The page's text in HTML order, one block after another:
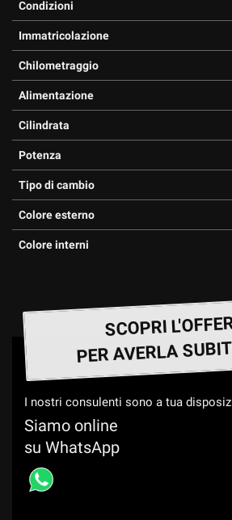
Condizioni
Immatricolazione
Chilometraggio
Alimentazione
Cilindrata
Potenza
Tipo di cambio
Colore esterno
Colore interni
SCOPRI
PER AVERLA
I nostri consulenti sono a tua
Siamo online
su WhatsApp
strumenti
di
tracciamento
si
rimanda
alla
cookie
policy.
Puoi
e
modificare
tue
Cookie necessari